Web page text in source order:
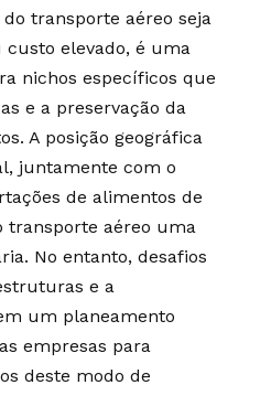
transporte aéreo seja
custo elevado, é uma
nichos específicos que
e a preservação da
A posição geográfica
juntamente com o
de alimentos de
transporte aéreo uma
No entanto, desafios
e a
um planeamento
empresas para
deste modo de